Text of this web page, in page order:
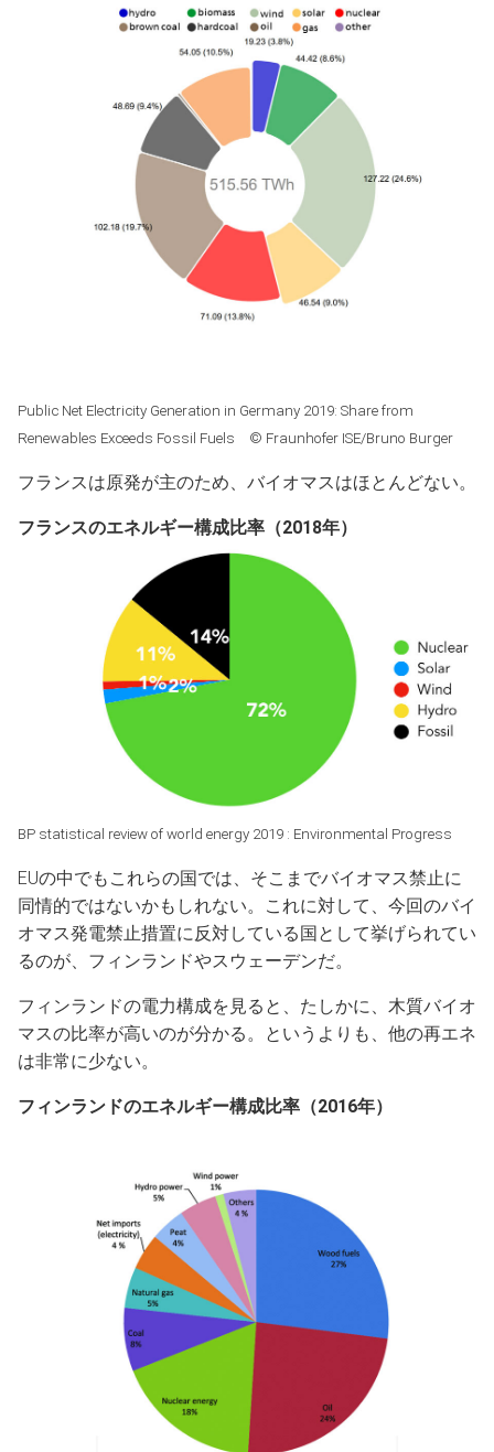
Public Net Electricity Generation in Germany 2019: Share from
Renewables Exceeds Fossil Fuels © Fraunhofer ISE/Bruno Burger
フランスは原発が主のため、バイオマスはほとんどない。
フランスのエネルギー構成比率（2018年）
BP statistical review of world energy 2019 : Environmental Progress
EUの中でもこれらの国では、そこまでバイオマス禁止に
同情的ではないかもしれない。これに対して、今回のバイ
オマス発電禁止措置に反対している国として挙げられてい
るのが、フィンランドやスウェーデンだ。
フィンランドの電力構成を見ると、たしかに、木質バイオ
マスの比率が高いのが分かる。というよりも、他の再エネ
は非常に少ない。
フィンランドのエネルギー構成比率（2016年）